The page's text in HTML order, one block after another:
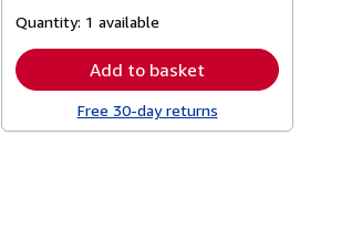
Quantity: 1 available
Add to basket
Free 30-day returns